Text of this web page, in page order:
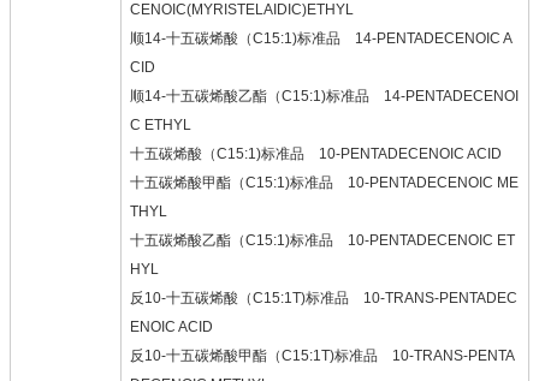
CENOIC(MYRISTELAIDIC)ETHYL
顺14-十五碳烯酸（C15:1)标准品 14-PENTADECENOIC A
CID
顺14-十五碳烯酸乙酯（C15:1)标准品 14-PENTADECENOI
C ETHYL
十五碳烯酸（C15:1)标准品 10-PENTADECENOIC ACID
十五碳烯酸甲酯（C15:1)标准品 10-PENTADECENOIC ME
THYL
十五碳烯酸乙酯（C15:1)标准品 10-PENTADECENOIC ET
HYL
反10-十五碳烯酸（C15:1T)标准品 10-TRANS-PENTADEC
ENOIC ACID
反10-十五碳烯酸甲酯（C15:1T)标准品 10-TRANS-PENTA